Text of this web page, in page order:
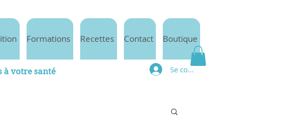
Formations Recettes Contact Boutique
Se connecter
à votre santé